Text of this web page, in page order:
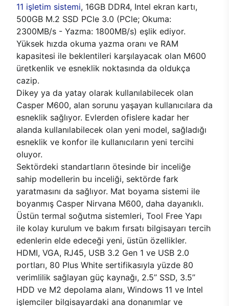
11 işletim sistemi, 16GB DDR4, Intel ekran kartı,
500GB M.2 SSD PCle 3.0 (PCle; Okuma:
2300MB/s - Yazma: 1800MB/s) eşlik ediyor.
Yüksek hızda okuma yazma oranı ve RAM
kapasitesi ile beklentileri karşılayacak olan M600
üretkenlik ve esneklik noktasında da oldukça
cazip.
Dikey ya da yatay olarak kullanılabilecek olan
Casper M600, alan sorunu yaşayan kullanıcılara da
esneklik sağlıyor. Evlerden ofislere kadar her
alanda kullanılabilecek olan yeni model, sağladığı
esneklik ve konfor ile kullanıcıların yeni tercihi
oluyor.
Sektördeki standartların ötesinde bir inceliğe
sahip modellerin bu inceliği, sektörde fark
yaratmasını da sağlıyor. Mat boyama sistemi ile
boyanmış Casper Nirvana M600, daha dayanıklı.
Üstün termal soğutma sistemleri, Tool Free Yapı
ile kolay kurulum ve bakım fırsatı bilgisayarı tercih
edenlerin elde edeceği yeni, üstün özellikler.
HDMI, VGA, RJ45, USB 3.2 Gen 1 ve USB 2.0
portları, 80 Plus White sertifikasıyla yüzde 80
verimlilik sağlayan güç kaynağı, 2.5’’ SSD, 3.5’’
HDD ve M2 depolama alanı, Windows 11 ve Intel
işlemciler bilgisayardaki ana donanımlar ve